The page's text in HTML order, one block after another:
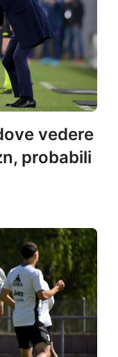
vedere
probabili